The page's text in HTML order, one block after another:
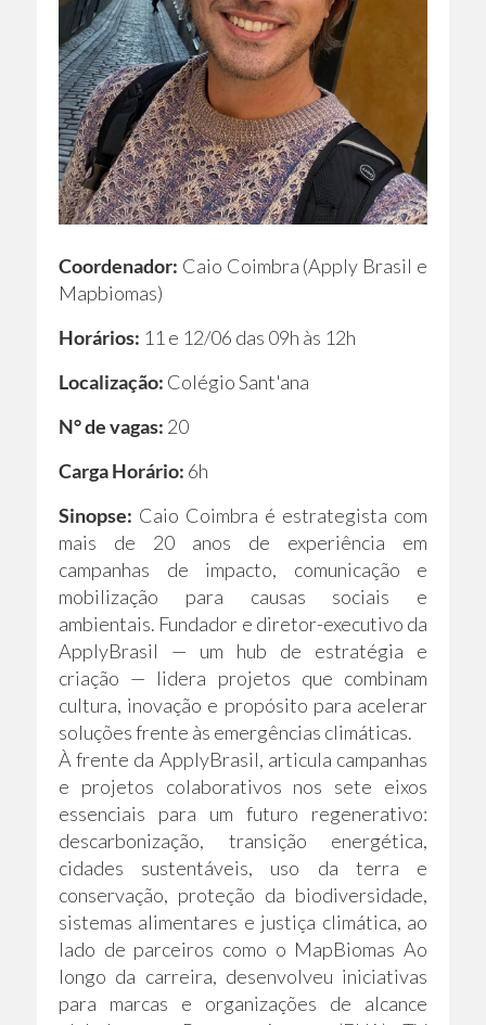
Coordenador: Caio Coimbra (Apply Brasil e
Mapbiomas)
Horários: 11 e 12/06 das 09h às 12h
Localização: Colégio Sant'ana
N° de vagas: 20
Carga Horário: 6h
Sinopse: Caio Coimbra é estrategista com
mais de 20 anos de experiência em
campanhas de impacto, comunicação e
mobilização para causas sociais e
ambientais. Fundador e diretor-executivo da
ApplyBrasil — um hub de estratégia e
criação — lidera projetos que combinam
cultura, inovação e propósito para acelerar
soluções frente às emergências climáticas.
À frente da ApplyBrasil, articula campanhas
e projetos colaborativos nos sete eixos
essenciais para um futuro regenerativo:
descarbonização, transição energética,
cidades sustentáveis, uso da terra e
conservação, proteção da biodiversidade,
sistemas alimentares e justiça climática, ao
lado de parceiros como o MapBiomas Ao
longo da carreira, desenvolveu iniciativas
para marcas e organizações de alcance